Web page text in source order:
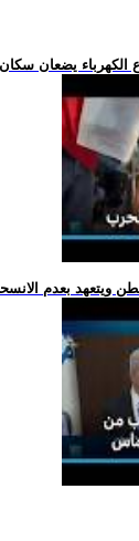
الكهرباء يضعان
ويتعهد بعدم